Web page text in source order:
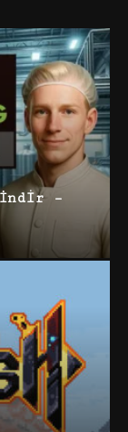
İndir –